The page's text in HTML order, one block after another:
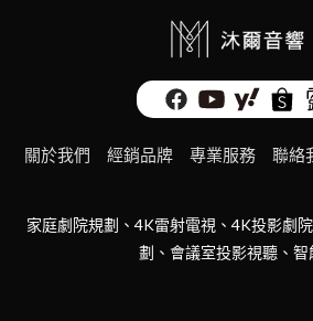
關於我們 經銷品牌 專業服務 聯絡
家庭劇院規劃、4K雷射電視、4K投影劇
劃、會議室投影視聽、智